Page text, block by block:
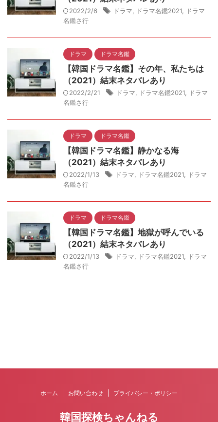
2022/2/6 ドラマ ドラマ名鑑2021
ドラマ
名鑑さ行
ドラマ ドラマ名鑑
【韓国ドラマ名鑑】その年、私たちは
（2021）結末ネタバレあり
2022/2/21 ドラマ ドラマ名鑑2021
ドラマ
名鑑さ行
ドラマ ドラマ名鑑
【韓国ドラマ名鑑】静かなる海
（2021）結末ネタバレあり
2022/1/13 ドラマ ドラマ名鑑2021
ドラマ
名鑑さ行
ドラマ ドラマ名鑑
【韓国ドラマ名鑑】地獄が呼んでいる
（2021）結末ネタバレあり
2022/1/13 ドラマ ドラマ名鑑2021
ドラマ
名鑑さ行
ホーム お問い合わせ プライバシー・ポリシー
韓国探検ちゃんねる